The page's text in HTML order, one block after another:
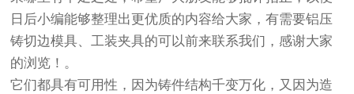
日后小编能够整理出更优质的内容给大家，有需要铝压
铸切边模具、工装夹具的可以前来联系我们，感谢大家
的浏览！。
它们都具有可用性，因为铸件结构千变万化，又因为造